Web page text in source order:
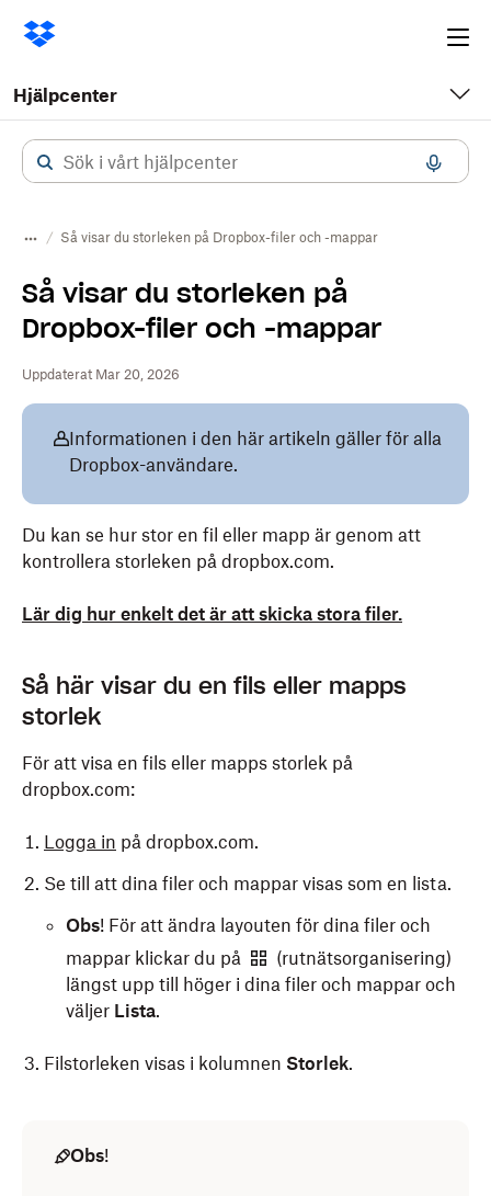
Hjälpcenter
Så visar du storleken på Dropbox-filer och -mappar
Så visar du storleken på
Dropbox-filer och -mappar
Uppdaterat Mar 20, 2026
Informationen i den här artikeln gäller för alla
Dropbox-användare.
Du kan se hur stor en fil eller mapp är genom att
kontrollera storleken på dropbox.com.
Lär dig hur enkelt det är att skicka stora filer.
Så här visar du en fils eller mapps
storlek
För att visa en fils eller mapps storlek på
dropbox.com:
Logga in på dropbox.com.
Se till att dina filer och mappar visas som en lista.
Obs! För att ändra layouten för dina filer och
mappar klickar du på
(rutnätsorganisering)
längst upp till höger i dina filer och mappar och
väljer Lista.
Filstorleken visas i kolumnen Storlek.
Obs!